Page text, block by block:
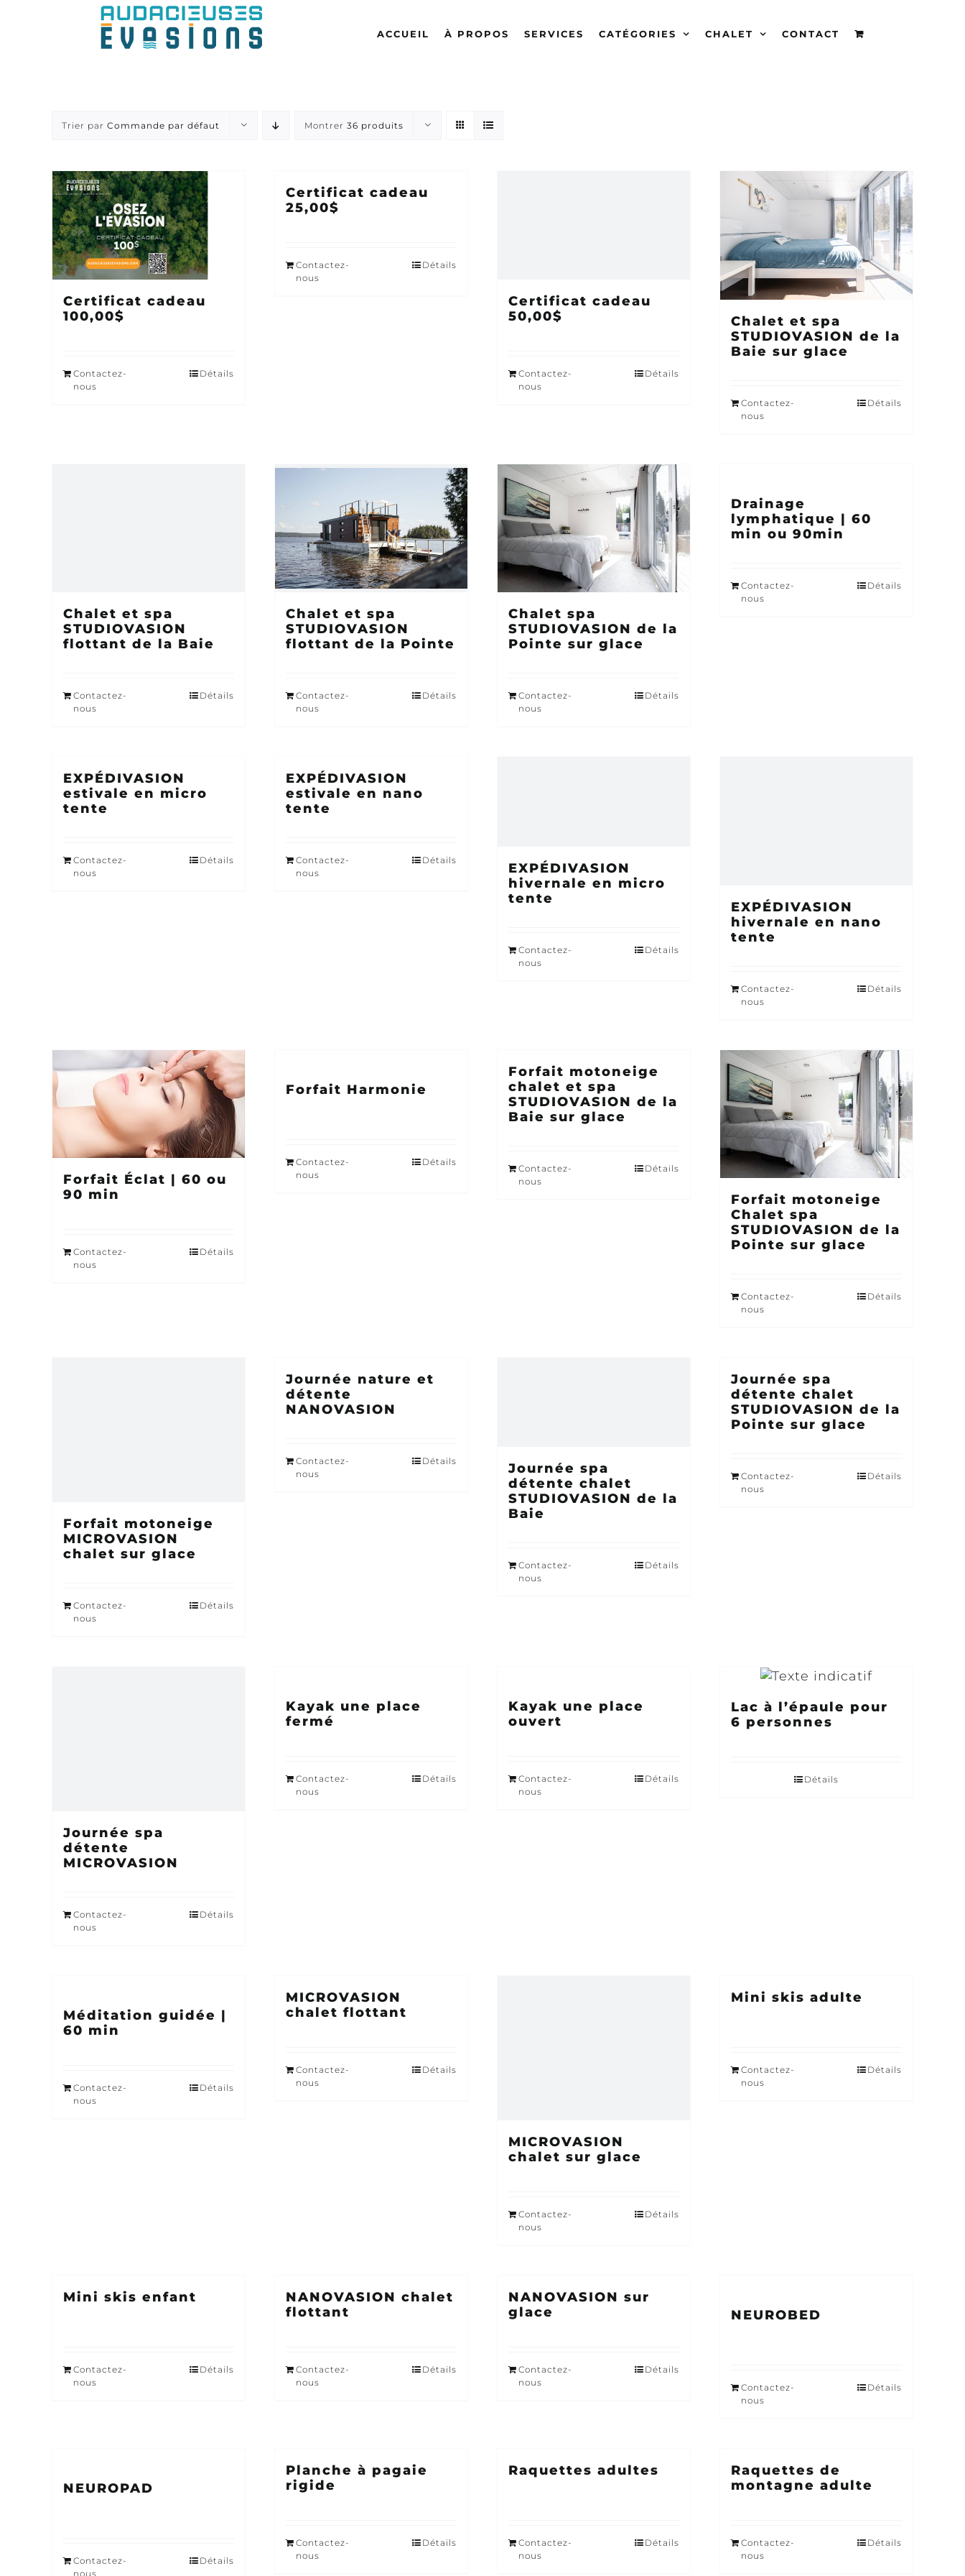
ACCUEIL À PROPOS SERVICES CATÉGORIES CHALET CONTACT
Trier par Commande par défaut Montrer 36 produits
Certificat cadeau
100,00$
Contactez-
nous
Détails
Certificat cadeau
25,00$
Contactez-
nous
Détails
Certificat cadeau
50,00$
Contactez-
nous
Détails
Chalet et spa
STUDIOVASION de la
Baie sur glace
Contactez-
nous
Détails
Chalet et spa
STUDIOVASION
flottant de la Baie
Contactez-
nous
Détails
Chalet et spa
STUDIOVASION
flottant de la Pointe
Contactez-
nous
Détails
Chalet spa
STUDIOVASION de la
Pointe sur glace
Contactez-
nous
Détails
Drainage
lymphatique | 60
min ou 90min
Contactez-
nous
Détails
EXPÉDIVASION
estivale en micro
tente
Contactez-
nous
Détails
EXPÉDIVASION
estivale en nano
tente
Contactez-
nous
Détails
EXPÉDIVASION
hivernale en micro
tente
Contactez-
nous
Détails
EXPÉDIVASION
hivernale en nano
tente
Contactez-
nous
Détails
Forfait Éclat | 60 ou
90 min
Contactez-
nous
Détails
Forfait Harmonie
Contactez-
nous
Détails
Forfait motoneige
chalet et spa
STUDIOVASION de la
Baie sur glace
Contactez-
nous
Détails
Forfait motoneige
Chalet spa
STUDIOVASION de la
Pointe sur glace
Contactez-
nous
Détails
Forfait motoneige
MICROVASION
chalet sur glace
Contactez-
nous
Détails
Journée nature et
détente
NANOVASION
Contactez-
nous
Détails
Journée spa
détente chalet
STUDIOVASION de la
Baie
Contactez-
nous
Détails
Journée spa
détente chalet
STUDIOVASION de la
Pointe sur glace
Contactez-
nous
Détails
Journée spa
détente
MICROVASION
Contactez-
nous
Détails
Kayak une place
fermé
Contactez-
nous
Détails
Kayak une place
ouvert
Contactez-
nous
Détails
Lac à l’épaule pour
6 personnes
Détails
Méditation guidée |
60 min
Contactez-
nous
Détails
MICROVASION
chalet flottant
Contactez-
nous
Détails
MICROVASION
chalet sur glace
Contactez-
nous
Détails
Mini skis adulte
Contactez-
nous
Détails
Mini skis enfant
Contactez-
nous
Détails
NANOVASION chalet
flottant
Contactez-
nous
Détails
NANOVASION sur
glace
Contactez-
nous
Détails
NEUROBED
Contactez-
nous
Détails
NEUROPAD
Contactez-
nous
Détails
Planche à pagaie
rigide
Contactez-
nous
Détails
Raquettes adultes
Contactez-
nous
Détails
Raquettes de
montagne adulte
Contactez-
nous
Détails